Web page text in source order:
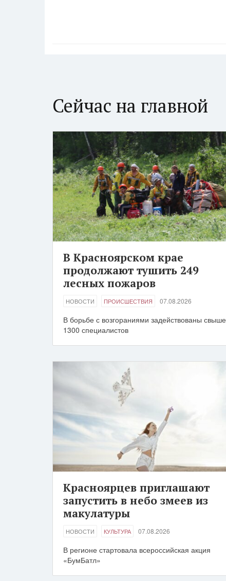
Сейчас на главной
В Красноярском крае
продолжают тушить 249
лесных пожаров
НОВОСТИ ПРОИСШЕСТВИЯ 07.08.2026
В борьбе с возгораниями задействованы свыше
1300 специалистов
Красноярцев приглашают
запустить в небо змеев из
макулатуры
НОВОСТИ КУЛЬТУРА 07.08.2026
В регионе стартовала всероссийская акция
«БумБатл»